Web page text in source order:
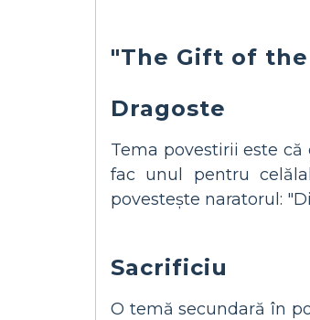
"The Gift of
Dragoste
Tema povestirii este
fac unul pentru
povestește naratorul:
Sacrificiu
O temă secundară în